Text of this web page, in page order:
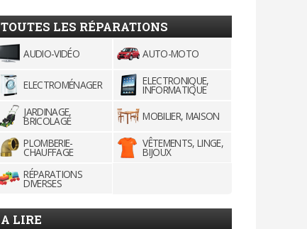
TOUTES LES RÉPARATIONS
AUDIO-VIDÉO AUTO-MOTO
ELECTROMÉNAGER ELECTRONIQUE,
INFORMATIQUE
JARDINAGE,
BRICOLAGE
MOBILIER, MAISON
PLOMBERIE-
CHAUFFAGE
VÊTEMENTS, LINGE,
BIJOUX
RÉPARATIONS
DIVERSES
A LIRE